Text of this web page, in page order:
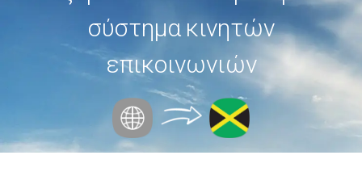
σύστημα κινητών
επικοινωνιών